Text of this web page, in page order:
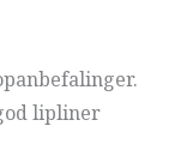
lipliner